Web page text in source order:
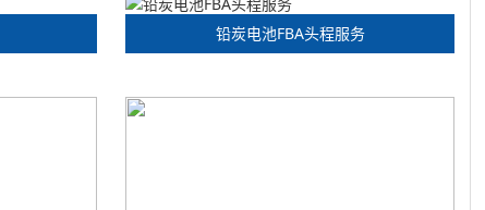
铅炭电池FBA头程服务